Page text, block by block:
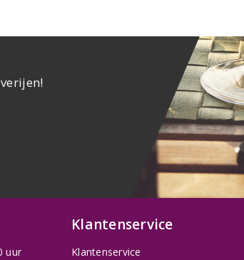
uur
Klantenservice
Klantenservice